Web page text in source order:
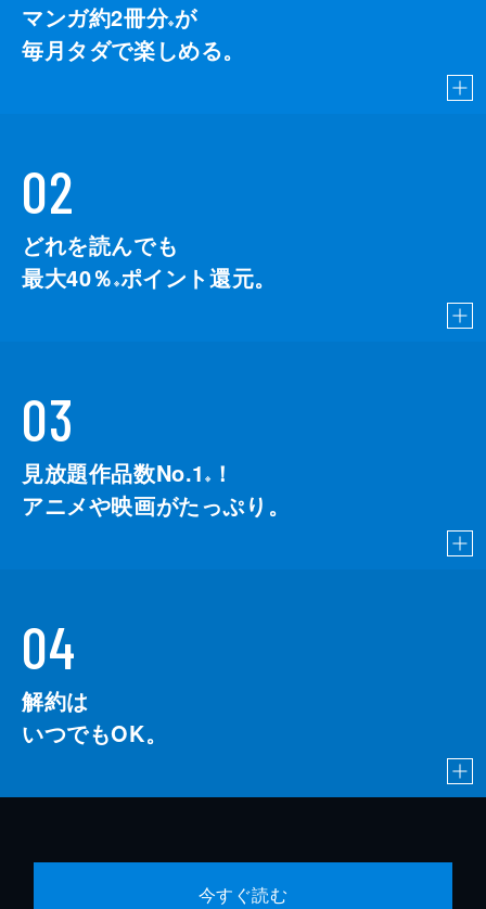
マンガ約2冊分※が
毎月タダで楽しめる。
02
どれを読んでも
最大40％ ※ポイント還元。
03
見放題作品数No.1 ※
！
アニメや映画がたっぷり。
04
解約は
いつでもOK。
今すぐ読む